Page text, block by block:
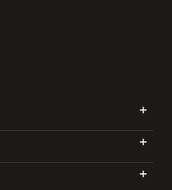
+
+
+